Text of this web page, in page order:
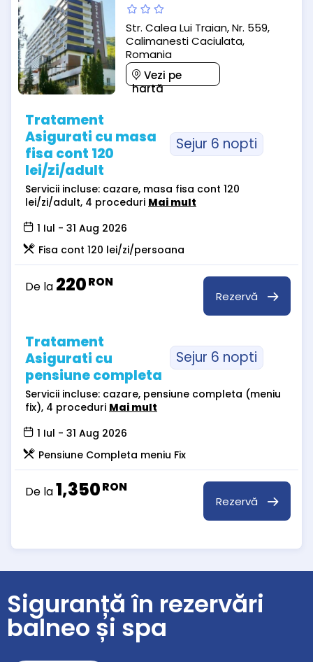
Str. Calea Lui Traian, Nr. 559,
Calimanesti Caciulata,
Romania
Vezi pe
hartă
Tratament
Asigurati cu masa
fisa cont 120
lei/zi/adult
Sejur 6 nopti
Servicii incluse: cazare, masa fisa cont 120
lei/zi/adult, 4 proceduri Mai mult
1 Iul - 31 Aug 2026
Fisa cont 120 lei/zi/persoana
De la 220RON
Rezervă
Tratament
Asigurati cu
pensiune completa
Sejur 6 nopti
Servicii incluse: cazare, pensiune completa (meniu
fix), 4 proceduri Mai mult
1 Iul - 31 Aug 2026
Pensiune Completa meniu Fix
De la1,350RON
Rezervă
Siguranță în rezervări
balneo și spa